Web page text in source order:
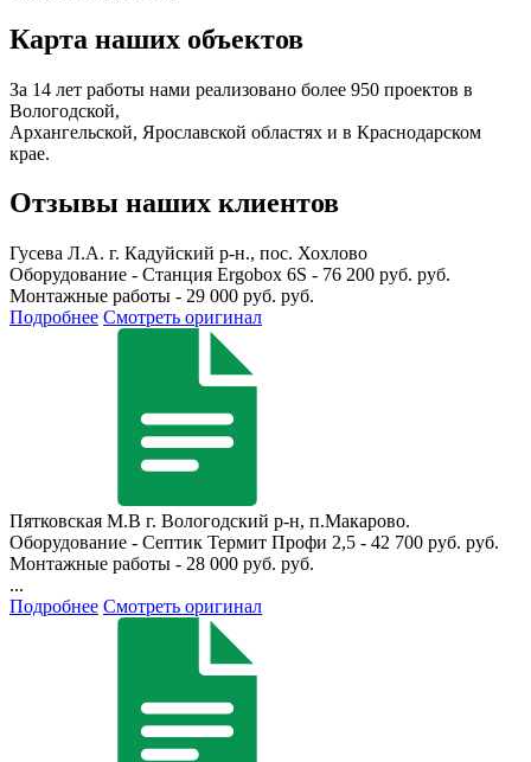
Карта наших объектов
За 14 лет работы нами реализовано более 950 проектов в
Вологодской,
Архангельской, Ярославской областях и в Краснодарском
крае.
Отзывы наших клиентов
Гусева Л.А. г. Кадуйский р-н., пос. Хохлово
Оборудование - Станция Ergobox 6S - 76 200 руб. руб.
Монтажные работы - 29 000 руб. руб.
Подробнее Смотреть оригинал
Пятковская М.В г. Вологодский р-н, п.Макарово.
Оборудование - Септик Термит Профи 2,5 - 42 700 руб. руб.
Монтажные работы - 28 000 руб. руб.
...
Подробнее Смотреть оригинал